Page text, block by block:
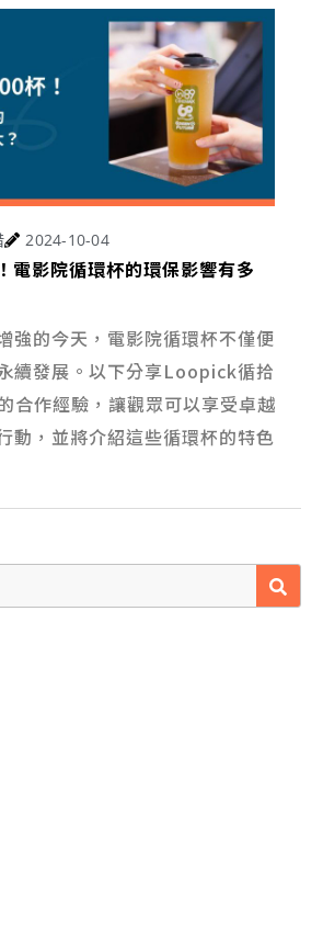
2024-10-04
電影院循環杯的環保影響有多
強的今天，電影院循環杯不僅便
續發展。以下分享Loopick循拾
合作經驗，讓觀眾可以享受卓越
動，並將介紹這些循環杯的特色